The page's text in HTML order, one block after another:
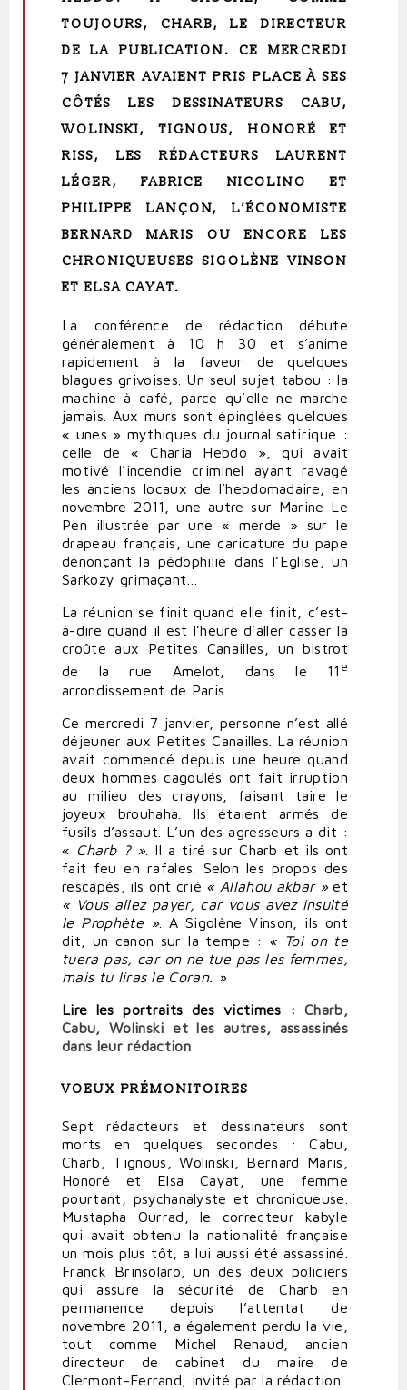
TOUJOURS, CHARB, LE DIRECTEUR
DE LA PUBLICATION. CE MERCREDI
7 JANVIER AVAIENT PRIS PLACE ÀSES
CÔTÉS LES DESSINATEURS CABU,
WOLINSKI, TIGNOUS, HONORÉ ET
RISS, LES RÉDACTEURS LAURENT
LÉGER, FABRICE NICOLINO ET
PHILIPPE LANÇON, L’ÉCONOMISTE
BERNARD MARIS OU ENCORE LES
CHRONIQUEUSES SIGOLÈNE VINSON
ET ELSA CAYAT.
La conférence de rédaction débute
généralement à 10 h 30 et s’anime
rapidement à la faveur de quelques
blagues grivoises. Un seul sujet tabou : la
machine à café, parce qu’elle ne marche
jamais. Aux murs sont épinglées quelques
« unes » mythiques du journal satirique :
celle de « Charia Hebdo », qui avait
motivé l’incendie criminel ayant ravagé
les anciens locaux de l’hebdomadaire, en
novembre 2011, une autre sur Marine Le
Pen illustrée par une « merde » sur le
drapeau français, une caricature du pape
dénonçant la pédophilie dans l’Eglise, un
Sarkozy grimaçant…
La réunion se finit quand elle finit, c’est-
à-dire quand il est l’heure d’allercasser la
croûte aux Petites Canailles, un bistrot
de la rue Amelot, dans le 11 e
arrondissement de Paris
Ce mercredi 7 janvier, personne n’est allé
déjeuner aux Petites Canailles. La réunion
avait commencé depuis une heure quand
deux hommes cagoulés ont fait irruption
au milieu des crayons, faisant taire le
joyeux brouhaha. Ils étaient armés de
fusils d’assaut. L’un des agresseurs a dit :
« Charb ? ». Il a tiré sur Charb et ils ont
fait feu en rafales. Selon les propos des
rescapés, ils ont crié « Allahou akbar »et
« Vous allez payer, car vousavez insulté
le Prophète ». A Sigolène Vinson, ils ont
dit, un canon sur la tempe : « Toi on te
tuera pas, car on ne tue pas les femmes,
mais tu liras le Coran. »
Lire les portraits des victimes :Charb,
Cabu, Wolinski et les autres, assassinés
dans leur rédaction
VOEUX PRÉMONITOIRES
Sept rédacteurs et dessinateurs sont
morts en quelques secondes : Cabu,
Charb, Tignous, Wolinski, Bernard Maris,
Honoré et Elsa Cayat, une femme
pourtant, psychanalyste et chroniqueuse.
Mustapha Ourrad, le correcteur kabyle
qui avait obtenu la nationalité française
un mois plus tôt, a lui aussi été assassiné.
Franck Brinsolaro, un des deux policiers
qui assure la sécurité de Charb en
permanence depuis l’attentat de
novembre 2011, a également perdu la vie,
tout comme Michel Renaud, ancien
directeur de cabinet du maire de
Clermont-Ferrand , invité par la rédaction.